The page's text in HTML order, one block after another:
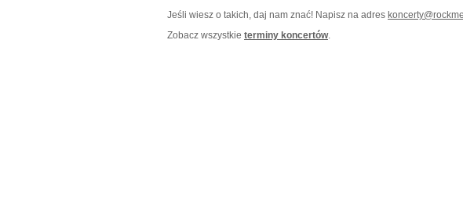
Jeśli wiesz o takich, daj nam znać! Napisz na adres koncerty@
Zobacz wszystkie terminy koncertów.